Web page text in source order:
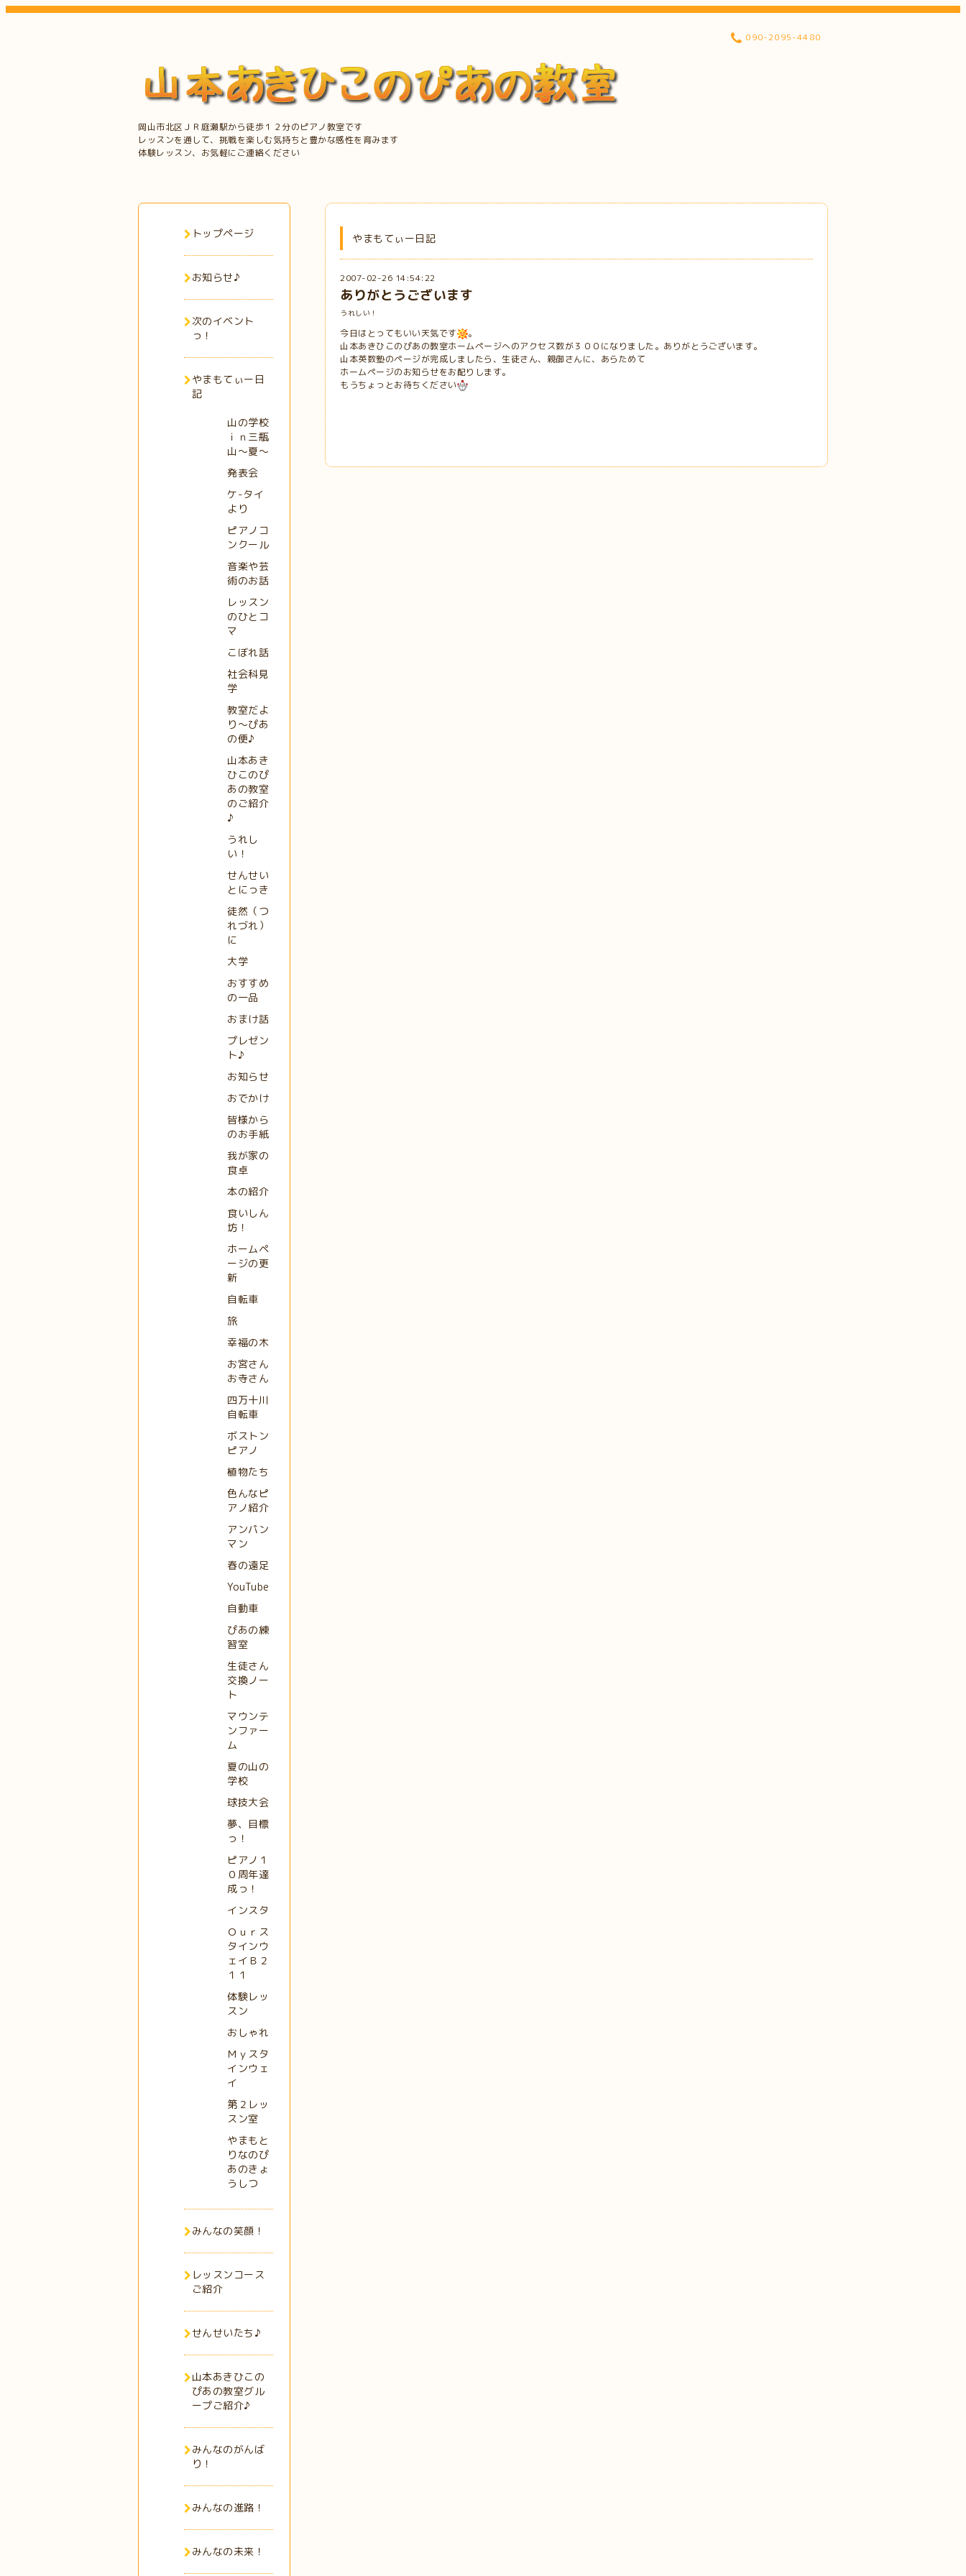
岡山市北区ＪＲ庭瀬駅から徒歩１２分のピアノ教室です
レッスンを通して、挑戦を楽しむ気持ちと豊かな感性を育みます
体験レッスン、お気軽にご連絡ください
090-2095-4480
やまもてぃー日記
2007-02-26 14:54:22
ありがとうございます
うれしい！
今日はとってもいい天気です
。
山本あきひこのぴあの教室ホームページへのアクセス数が３００になりました。ありがとうございます。
山本英数塾のページが完成しましたら、生徒さん、親御さんに、あらためて
ホームページのお知らせをお配りします。
もうちょっとお待ちください
トップページ
お知らせ♪
次のイベント
っ！
やまもてぃー日
記
山の学校
ｉｎ三瓶
山～夏～
発表会
ケ-タイ
より
ピアノコ
ンクール
音楽や芸
術のお話
レッスン
のひとコ
マ
こぼれ話
社会科見
学
教室だよ
り～ぴあ
の便♪
山本あき
ひこのぴ
あの教室
のご紹介
♪
うれし
い！
せんせい
とにっき
徒然（つ
れづれ）
に
大学
おすすめ
の一品
おまけ話
プレゼン
ト♪
お知らせ
おでかけ
皆様から
のお手紙
我が家の
食卓
本の紹介
食いしん
坊！
ホームペ
ージの更
新
自転車
旅
幸福の木
お宮さん
お寺さん
四万十川
自転車
ボストン
ピアノ
植物たち
色んなピ
アノ紹介
アンパン
マン
春の遠足
YouTube
自動車
ぴあの練
習室
生徒さん
交換ノー
ト
マウンテ
ンファー
ム
夏の山の
学校
球技大会
夢、目標
っ！
ピアノ１
０周年達
成っ！
インスタ
Ｏｕｒス
タインウ
ェイＢ２
１１
体験レッ
スン
おしゃれ
Ｍｙスタ
インウェ
イ
第２レッ
スン室
やまもと
りなのぴ
あのきょ
うしつ
みんなの笑顔！
レッスンコース
ご紹介
せんせいたち♪
山本あきひこの
ぴあの教室グル
ープご紹介♪
みんなのがんば
り！
みんなの進路！
みんなの未来！